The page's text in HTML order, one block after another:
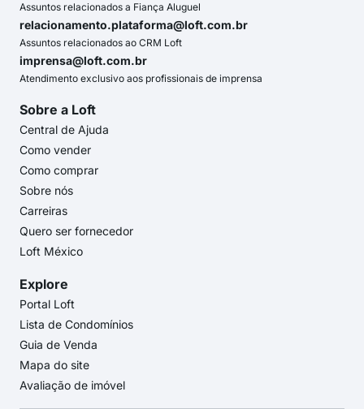
Assuntos relacionados a Fiança Aluguel
relacionamento.plataforma@loft.com.br
Assuntos relacionados ao CRM Loft
imprensa@loft.com.br
Atendimento exclusivo aos profissionais de imprensa
Sobre a Loft
Central de Ajuda
Como vender
Como comprar
Sobre nós
Carreiras
Quero ser fornecedor
Loft México
Explore
Portal Loft
Lista de Condomínios
Guia de Venda
Mapa do site
Avaliação de imóvel